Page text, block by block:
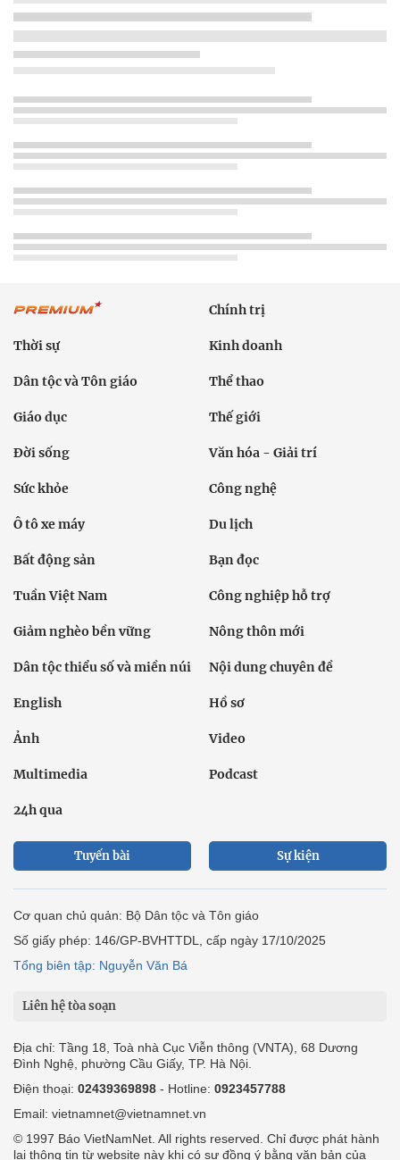
Chính trị
Thời sự Kinh doanh
Dân tộc và Tôn giáo Thể thao
Giáo dục Thế giới
Đời sống Văn hóa - Giải trí
Sức khỏe Công nghệ
Ô tô xe máy Du lịch
Bất động sản Bạn đọc
Tuần Việt Nam Công nghiệp hỗ trợ
Giảm nghèo bền vững Nông thôn mới
Dân tộc thiểu số và miền núi Nội dung chuyên đề
English Hồ sơ
Ảnh Video
Multimedia Podcast
24h qua
Tuyến bài Sự kiện
Cơ quan chủ quản: Bộ Dân tộc và Tôn giáo
Số giấy phép: 146/GP-BVHTTDL, cấp ngày 17/10/2025
Tổng biên tập: Nguyễn Văn Bá
Liên hệ tòa soạn
Địa chỉ: Tầng 18, Toà nhà Cục Viễn thông (VNTA), 68 Dương
Đình Nghệ, phường Cầu Giấy, TP. Hà Nội.
Điện thoại: 02439369898 - Hotline: 0923457788
Email: vietnamnet@vietnamnet.vn
© 1997 Báo VietNamNet. All rights reserved. Chỉ được phát hành
lại thông tin từ website này khi có sự đồng ý bằng văn bản của